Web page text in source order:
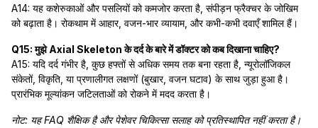
A14: यह कशेरुकाओं और पसलियों को कमजोर करता है, संपीड़न फ्रैक्चर के जोखिम
को बढ़ाता है। रोकथाम में आहार, वजन-भार व्यायाम, और कभी-कभी दवाएँ शामिल हैं।
Q15: मुझे Axial Skeleton के दर्द के बारे में डॉक्टर को कब दिखाना चाहिए?
A15: यदि दर्द गंभीर है, कुछ हफ्तों से अधिक समय तक बना रहता है, न्यूरोलॉजिकल
संकेतों, विकृति, या प्रणालीगत लक्षणों (बुखार, वजन घटाव) के साथ जुड़ा हुआ है।
प्रारंभिक मूल्यांकन जटिलताओं को रोकने में मदद करता है।
नोट: यह FAQ शैक्षिक है और पेशेवर चिकित्सा सलाह को प्रतिस्थापित नहीं करता है।